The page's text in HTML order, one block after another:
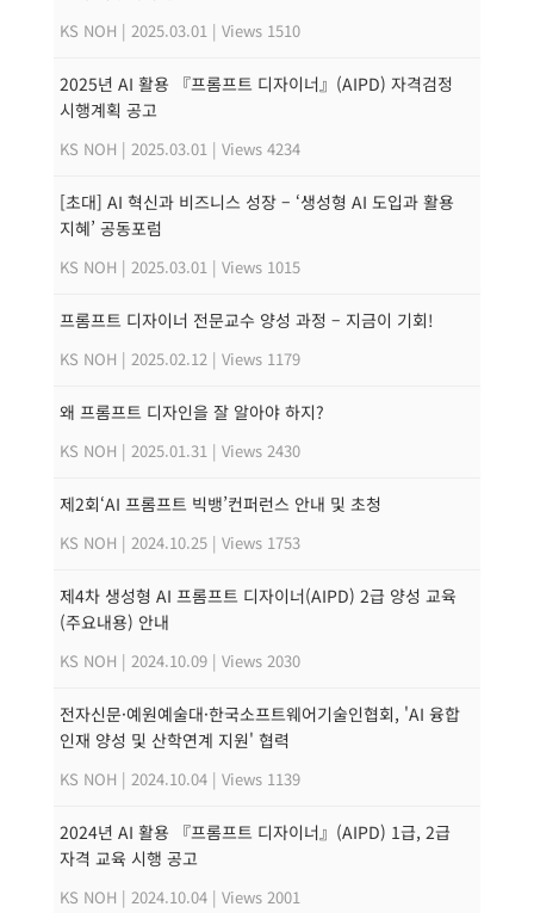
KS NOH | 2025.03.01 | Views 1510
2025년 AI 활용 『프롬프트 디자이너』(AIPD) 자격검정
시행계획 공고
KS NOH | 2025.03.01 | Views 4234
[초대] AI 혁신과 비즈니스 성장 – ‘생성형 AI 도입과 활용
지혜’ 공동포럼
KS NOH | 2025.03.01 | Views 1015
프롬프트 디자이너 전문교수 양성 과정 – 지금이 기회!
KS NOH | 2025.02.12 | Views 1179
왜 프롬프트 디자인을 잘 알아야 하지?
KS NOH | 2025.01.31 | Views 2430
제2회‘AI 프롬프트 빅뱅’컨퍼런스 안내 및 초청
KS NOH | 2024.10.25 | Views 1753
제4차 생성형 AI 프롬프트 디자이너(AIPD) 2급 양성 교육
(주요내용) 안내
KS NOH | 2024.10.09 | Views 2030
전자신문·예원예술대·한국소프트웨어기술인협회, 'AI 융합
인재 양성 및 산학연계 지원' 협력
KS NOH | 2024.10.04 | Views 1139
2024년 AI 활용 『프롬프트 디자이너』(AIPD) 1급, 2급
자격 교육 시행 공고
KS NOH | 2024.10.04 | Views 2001